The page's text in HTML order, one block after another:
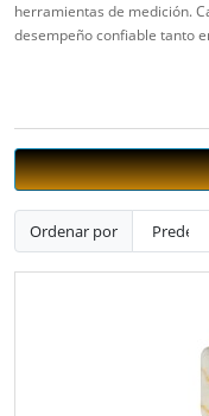
herramientas de medición.
desempeño confiable tanto
Ordenar por